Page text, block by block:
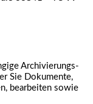
Archivierungs-
Sie Dokumente,
bearbeiten sowie